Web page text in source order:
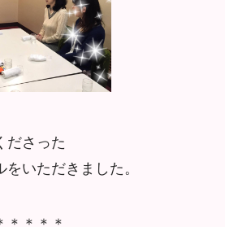
ださった
いただきました。
＊＊＊＊